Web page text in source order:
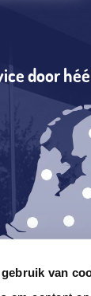
van
door